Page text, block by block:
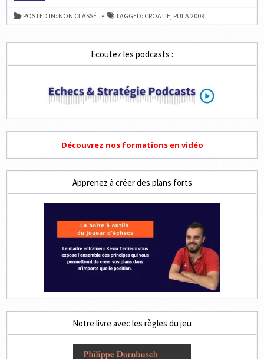
TOURNOI
D’ÉCHECS
DE
PULA:
RONDE
POSTED IN: NON CLASSÉ TAGGED: CROATIE, PULA 2009
Ecoutez les podcasts :
Découvrez nos formations en vidéo
Apprenez à créer des plans forts
Notre livre avec les règles du jeu